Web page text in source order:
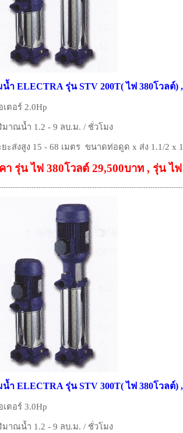
ำ ELECTRA รุ่น STV 200T( ไฟ 380โวลต์)
เตอร์ 2.0Hp
มาณน้ำ 1.2 - 9 ลบ.ม. / ชั่วโมง
ยะส่งสูง 15 - 68 เมตร ขนาดท่อดูด x ส่ง 1.1/2 x
า รุ่น ไฟ 380โวลต์ 29,500บาท , รุ่น ไ
ำ ELECTRA รุ่น STV 300T( ไฟ 380โวลต์)
เตอร์ 3.0Hp
มาณน้ำ 1.2 - 9 ลบ.ม. / ชั่วโมง